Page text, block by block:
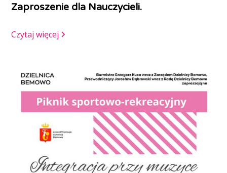
Zaproszenie dla Nauczycieli.
Czytaj więcej